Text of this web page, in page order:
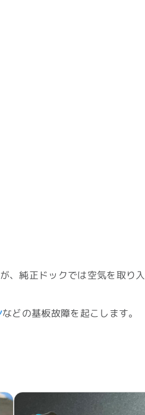
純正ドックでは空気を取り
などの基板故障を起こします。